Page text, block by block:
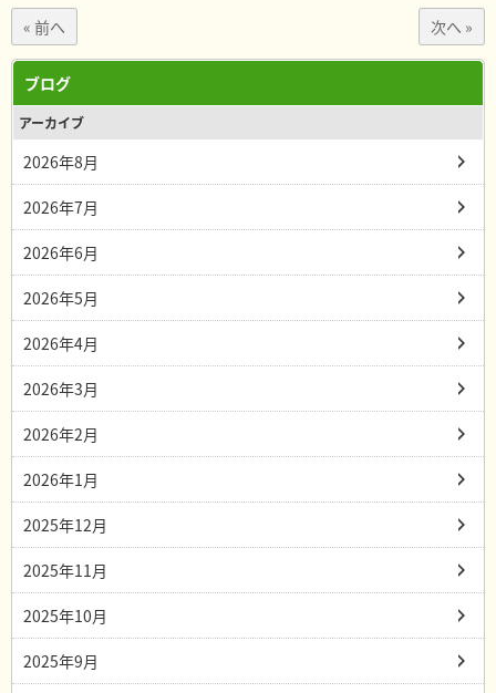
« 前へ 次へ »
ブログ
アーカイブ
2026年8月
2026年7月
2026年6月
2026年5月
2026年4月
2026年3月
2026年2月
2026年1月
2025年12月
2025年11月
2025年10月
2025年9月